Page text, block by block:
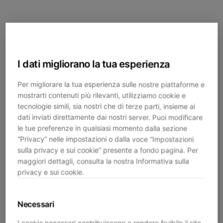
I dati migliorano la tua esperienza
Per migliorare la tua esperienza sulle nostre piattaforme e
mostrarti contenuti più rilevanti, utilizziamo cookie e
tecnologie simili, sia nostri che di terze parti, insieme ai
dati inviati direttamente dai nostri server. Puoi modificare
le tue preferenze in qualsiasi momento dalla sezione
“Privacy” nelle impostazioni o dalla voce “Impostazioni
sulla privacy e sui cookie” presente a fondo pagina. Per
maggiori dettagli, consulta la nostra Informativa sulla
privacy e sui cookie.
Necessari